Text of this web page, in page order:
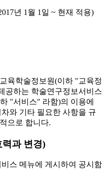
년 1월 1일 ~ 현재 적용)
육학술정보원(이하 "교육정
공하는 학술연구정보서비스
"서비스" 라함)의 이용에
와 기타 필요한 사항을 규
으로 합니다.
과 변경)
스 메뉴에 게시하여 공시함